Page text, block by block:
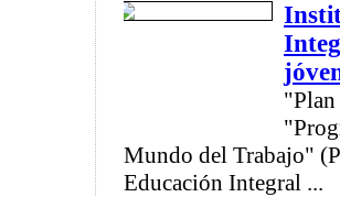
Mundo del Trabajo"
Educación Integral ...